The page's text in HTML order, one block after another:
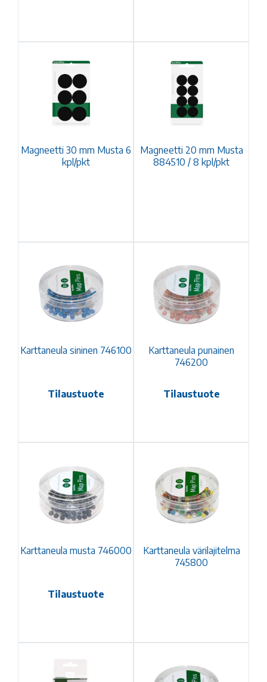
Magneetti 30 mm Musta 6
kpl/pkt
Magneetti 20 mm Musta
884510 / 8 kpl/pkt
Karttaneula sininen 746100
Tilaustuote
Karttaneula punainen
746200
Tilaustuote
Karttaneula musta 746000
Tilaustuote
Karttaneula värilajitelma
745800